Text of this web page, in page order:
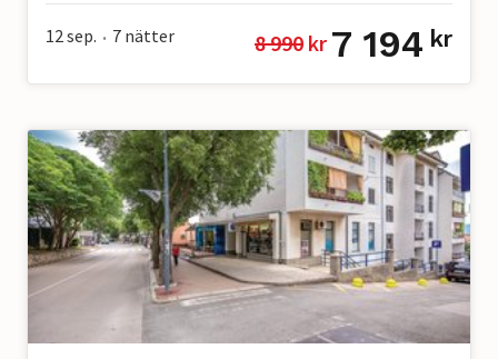
12 sep. • 7 nätter 8 990 kr 7 194 kr